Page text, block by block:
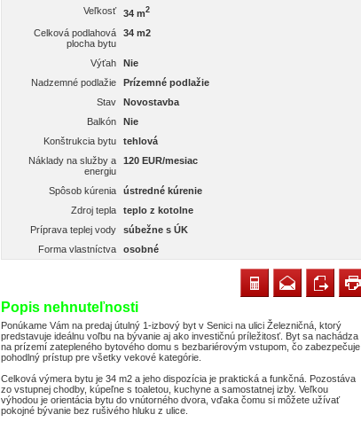
Veľkosť 34 m2
Celková podlahová
plocha bytu
34 m2
Výťah
Nie
Nadzemné podlažie
Prízemné podlažie
Stav
Novostavba
Balkón
Nie
Konštrukcia bytu
tehlová
Náklady na služby a
energiu
120 EUR/mesiac
Spôsob kúrenia
ústredné kúrenie
Zdroj tepla
teplo z kotolne
Príprava teplej vody
súbežne s ÚK
Forma vlastníctva
osobné
Popis nehnuteľnosti
Ponúkame Vám na predaj útulný 1-izbový byt v Senici na ulici Železničná, ktorý
predstavuje ideálnu voľbu na bývanie aj ako investičnú príležitosť. Byt sa nachádza
na prízemí zatepleného bytového domu s bezbariérovým vstupom, čo zabezpečuje
pohodlný prístup pre všetky vekové kategórie.
Celková výmera bytu je 34 m2 a jeho dispozícia je praktická a funkčná. Pozostáva
zo vstupnej chodby, kúpeľne s toaletou, kuchyne a samostatnej izby. Veľkou
výhodou je orientácia bytu do vnútorného dvora, vďaka čomu si môžete užívať
pokojné bývanie bez rušivého hluku z ulice.